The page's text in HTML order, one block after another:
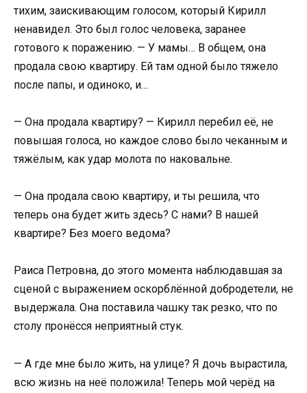
тихим, заискивающим голосом, который Кирилл
ненавидел. Это был голос человека, заранее
готового к поражению. — У мамы… В общем, она
продала свою квартиру. Ей там одной было тяжело
после папы, и одиноко, и…
— Она продала квартиру? — Кирилл перебил её, не
повышая голоса, но каждое слово было чеканным и
тяжёлым, как удар молота по наковальне.
— Она продала свою квартиру, и ты решила, что
теперь она будет жить здесь? С нами? В нашей
квартире? Без моего ведома?
Раиса Петровна, до этого момента наблюдавшая за
сценой с выражением оскорблённой добродетели, не
выдержала. Она поставила чашку так резко, что по
столу пронёсся неприятный стук.
— А где мне было жить, на улице? Я дочь вырастила,
всю жизнь на неё положила! Теперь мой черёд на